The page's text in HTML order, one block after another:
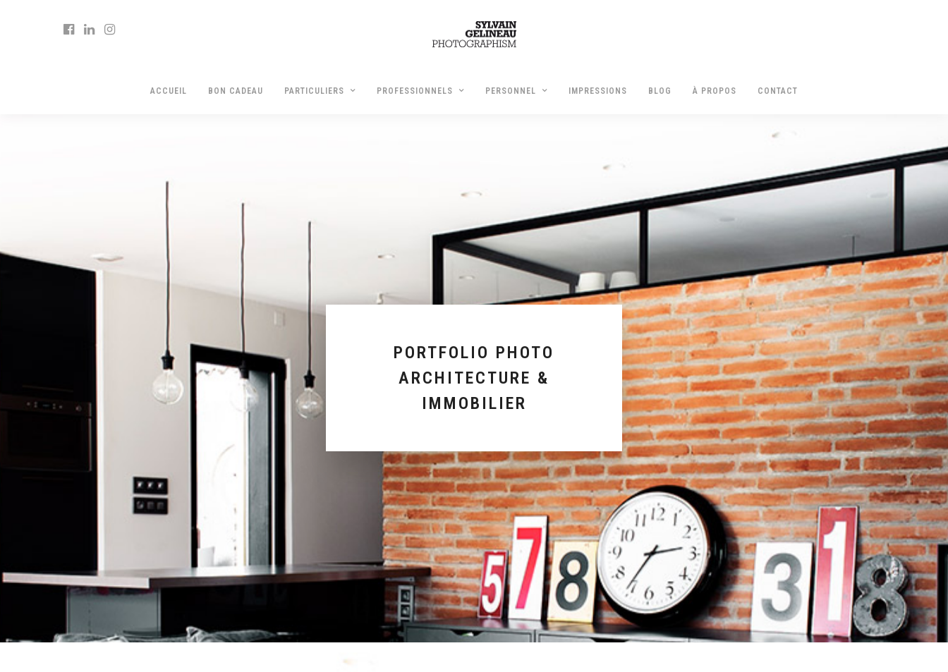
ACCUEIL BON CADEAU PARTICULIERS PROFESSIONNELS PERSONNEL IMPRESSIONS BLOG À PROPOS CONTACT
PORTFOLIO PHOTO
ARCHITECTURE &
IMMOBILIER